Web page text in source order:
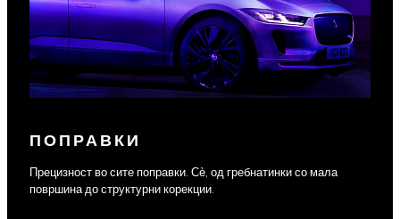
ПОПРАВКИ
Прецизност во сите поправки. Сѐ, од гребнатинки со мала
површина до структурни корекции.